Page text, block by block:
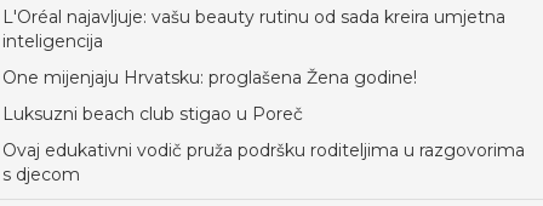
L'Oréal najavljuje: vašu beauty rutinu od sada kreira umjetna
inteligencija
One mijenjaju Hrvatsku: proglašena Žena godine!
Luksuzni beach club stigao u Poreč
Ovaj edukativni vodič pruža podršku roditeljima u razgovorima
s djecom